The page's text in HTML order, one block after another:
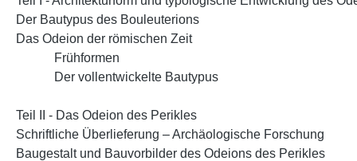
Der Bautypus des Bouleuterions
Das Odeion der römischen Zeit
Frühformen
Der vollentwickelte Bautypus
Teil II - Das Odeion des Perikles
Schriftliche Überlieferung – Archäologische Forschung
Baugestalt und Bauvorbilder des Odeions des Perikles